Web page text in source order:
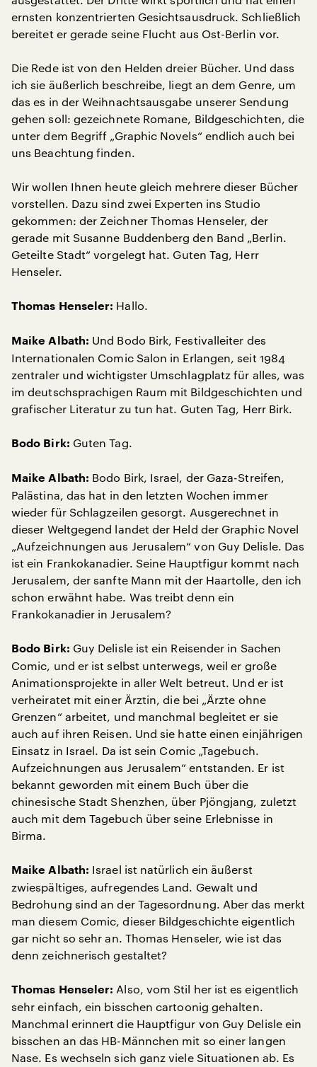
ernsten konzentrierten Gesichtsausdruck. Schließlich
bereitet er gerade seine Flucht aus Ost-Berlin vor.
Die Rede ist von den Helden dreier Bücher. Und dass
ich sie äußerlich beschreibe, liegt an dem Genre, um
das es in der Weihnachtsausgabe unserer Sendung
gehen soll: gezeichnete Romane, Bildgeschichten, die
unter dem Begriff „Graphic Novels“ endlich auch bei
uns Beachtung finden.
Wir wollen Ihnen heute gleich mehrere dieser Bücher
vorstellen. Dazu sind zwei Experten ins Studio
gekommen: der Zeichner Thomas Henseler, der
gerade mit Susanne Buddenberg den Band „Berlin.
Geteilte Stadt“ vorgelegt hat. Guten Tag, Herr
Henseler.
Thomas Henseler: Hallo.
Maike Albath: Und Bodo Birk, Festivalleiter des
Internationalen Comic Salon in Erlangen, seit 1984
zentraler und wichtigster Umschlagplatz für alles, was
im deutschsprachigen Raum mit Bildgeschichten und
grafischer Literatur zu tun hat. Guten Tag, Herr Birk.
Bodo Birk: Guten Tag.
Maike Albath: Bodo Birk, Israel, der Gaza-Streifen,
Palästina, das hat in den letzten Wochen immer
wieder für Schlagzeilen gesorgt. Ausgerechnet in
dieser Weltgegend landet der Held der Graphic Novel
„Aufzeichnungen aus Jerusalem“ von Guy Delisle. Das
ist ein Frankokanadier. Seine Hauptfigur kommt nach
Jerusalem, der sanfte Mann mit der Haartolle, den ich
schon erwähnt habe. Was treibt denn ein
Frankokanadier in Jerusalem?
Bodo Birk: Guy Delisle ist ein Reisender in Sachen
Comic, und er ist selbst unterwegs, weil er große
Animationsprojekte in aller Welt betreut. Und er ist
verheiratet mit einer Ärztin, die bei „Ärzte ohne
Grenzen“ arbeitet, und manchmal begleitet er sie
auch auf ihren Reisen. Und sie hatte einen einjährigen
Einsatz in Israel. Da ist sein Comic „Tagebuch.
Aufzeichnungen aus Jerusalem“ entstanden. Er ist
bekannt geworden mit einem Buch über die
chinesische Stadt Shenzhen, über Pjöngjang, zuletzt
auch mit dem Tagebuch über seine Erlebnisse in
Birma.
Maike Albath: Israel ist natürlich ein äußerst
zwiespältiges, aufregendes Land. Gewalt und
Bedrohung sind an der Tagesordnung. Aber das merkt
man diesem Comic, dieser Bildgeschichte eigentlich
gar nicht so sehr an. Thomas Henseler, wie ist das
denn zeichnerisch gestaltet?
Thomas Henseler: Also, vom Stil her ist es eigentlich
sehr einfach, ein bisschen cartoonig gehalten.
Manchmal erinnert die Hauptfigur von Guy Delisle ein
bisschen an das HB-Männchen mit so einer langen
Nase. Es wechseln sich ganz viele Situationen ab. Es